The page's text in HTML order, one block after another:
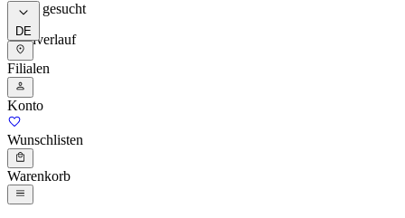
Meist gesucht
Suchverlauf
DE
Filialen
Konto
Wunschlisten
Warenkorb